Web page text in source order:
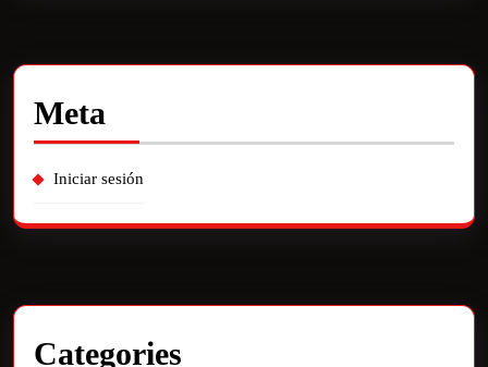
Meta
Iniciar sesión
Categories